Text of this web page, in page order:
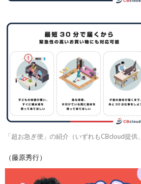
「超お急ぎ便」の紹介（いずれもCBcloud提供
（藤原秀行）